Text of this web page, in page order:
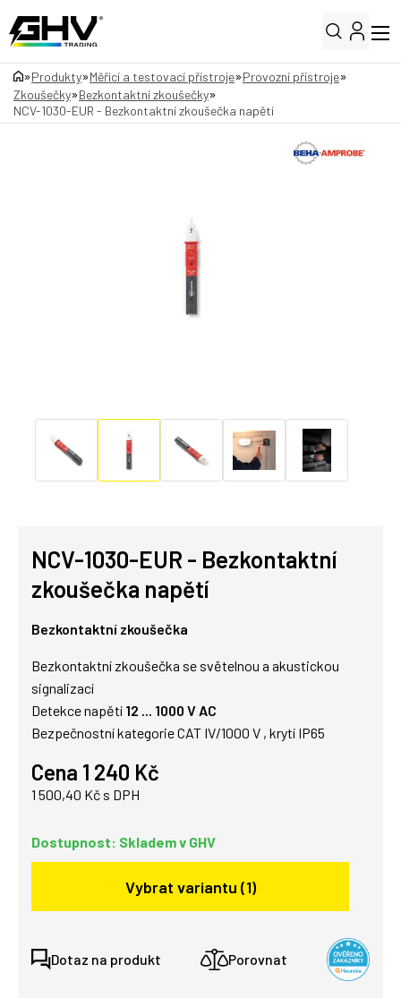
»Produkty»Měřicí a testovací přístroje»Provozní přístroje»
Zkoušečky»Bezkontaktní zkoušečky»
NCV-1030-EUR - Bezkontaktní zkoušečka napětí
NCV-1030-EUR - Bezkontaktní
zkoušečka napětí
Bezkontaktní zkoušečka
Bezkontaktní zkoušečka se světelnou a akustickou
signalizací
Detekce napětí 12 ... 1000 V AC
Bezpečnostní kategorie CAT IV/1000 V , krytí IP65
Cena 1 240 Kč
1 500,40 Kč s DPH
Dostupnost: Skladem v GHV
Vybrat variantu (1)
Dotaz na produkt Porovnat